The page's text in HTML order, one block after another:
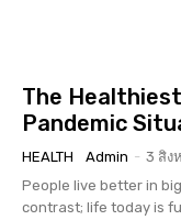
The
Pandemic
HEALTH Admin - 3 สิง
People live better in
contrast; life today is